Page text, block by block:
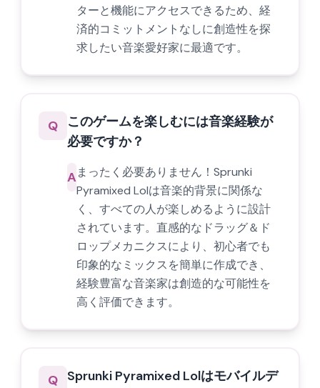
ターと機能にアクセスできるため、経
済的コミットメントなしに創造性を探
求したい音楽愛好家に最適です。
Q
このゲームを楽しむには音楽経験が
必要ですか？
Aまったく必要ありません！Sprunki
Pyramixed Lolは音楽的背景に関係な
く、すべての人が楽しめるように設計
されています。直感的なドラッグ＆ド
ロップメカニクスにより、初心者でも
印象的なミックスを簡単に作成でき、
経験豊富な音楽家は創造的な可能性を
高く評価できます。
Q Sprunki Pyramixed Lolはモバイルデ